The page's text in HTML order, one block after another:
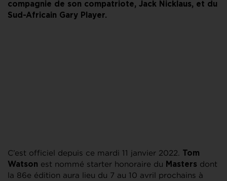
compagnie de son compatriote, Jack Nicklaus, et du
Sud-Africain Gary Player.
C’est officiel depuis ce mardi 11 janvier 2022.
Tom
Watson est nommé starter honoraire du Masters dont
la 86e édition aura lieu du 7 au 10 avril prochains à